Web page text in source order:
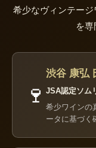
希少なヴィンテー
を専
🍷
渋谷 康弘
JSA認定ソム
希少ワインの
ータに基づく